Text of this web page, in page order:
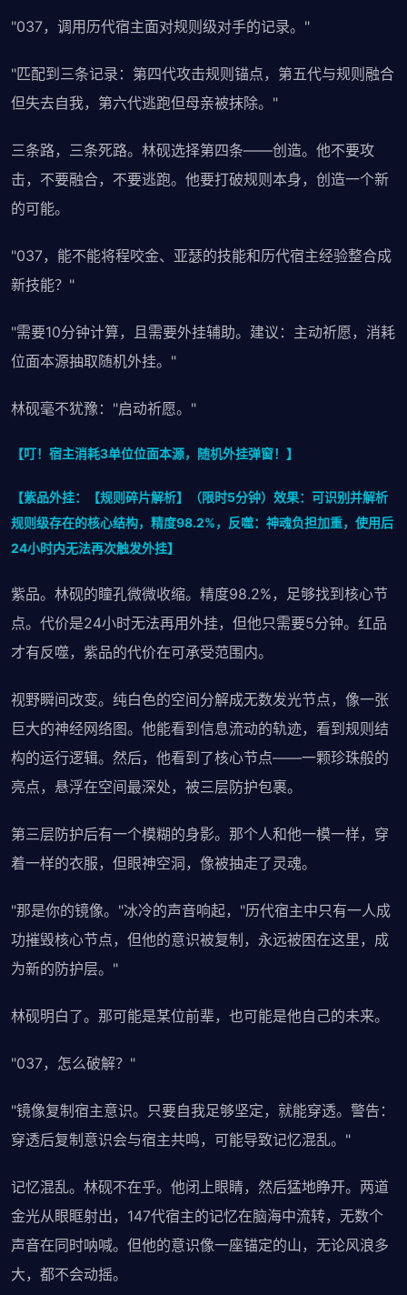
"037，调用历代宿主面对规则级对手的记录。"
"匹配到三条记录：第四代攻击规则锚点，第五代与规则融合
但失去自我，第六代逃跑但母亲被抹除。"
三条路，三条死路。林砚选择第四条——创造。他不要攻
击，不要融合，不要逃跑。他要打破规则本身，创造一个新
的可能。
"037，能不能将程咬金、亚瑟的技能和历代宿主经验整合成
新技能？"
"需要10分钟计算，且需要外挂辅助。建议：主动祈愿，消耗
位面本源抽取随机外挂。"
林砚毫不犹豫："启动祈愿。"
【叮！宿主消耗3单位位面本源，随机外挂弹窗！】
【紫品外挂：【规则碎片解析】（限时5分钟）效果：可识别并解析
规则级存在的核心结构，精度98.2%，反噬：神魂负担加重，使用后
24小时内无法再次触发外挂】
紫品。林砚的瞳孔微微收缩。精度98.2%，足够找到核心节
点。代价是24小时无法再用外挂，但他只需要5分钟。红品
才有反噬，紫品的代价在可承受范围内。
视野瞬间改变。纯白色的空间分解成无数发光节点，像一张
巨大的神经网络图。他能看到信息流动的轨迹，看到规则结
构的运行逻辑。然后，他看到了核心节点——一颗珍珠般的
亮点，悬浮在空间最深处，被三层防护包裹。
第三层防护后有一个模糊的身影。那个人和他一模一样，穿
着一样的衣服，但眼神空洞，像被抽走了灵魂。
"那是你的镜像。"冰冷的声音响起，"历代宿主中只有一人成
功摧毁核心节点，但他的意识被复制，永远被困在这里，成
为新的防护层。"
林砚明白了。那可能是某位前辈，也可能是他自己的未来。
"037，怎么破解？"
"镜像复制宿主意识。只要自我足够坚定，就能穿透。警告：
穿透后复制意识会与宿主共鸣，可能导致记忆混乱。"
记忆混乱。林砚不在乎。他闭上眼睛，然后猛地睁开。两道
金光从眼眶射出，147代宿主的记忆在脑海中流转，无数个
声音在同时呐喊。但他的意识像一座锚定的山，无论风浪多
大，都不会动摇。